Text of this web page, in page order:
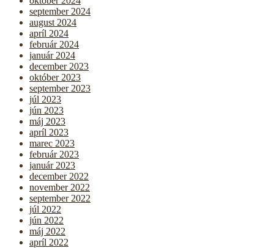
september 2024
august 2024
apríl 2024
február 2024
január 2024
december 2023
október 2023
september 2023
júl 2023
jún 2023
máj 2023
apríl 2023
marec 2023
február 2023
január 2023
december 2022
november 2022
september 2022
júl 2022
jún 2022
máj 2022
apríl 2022